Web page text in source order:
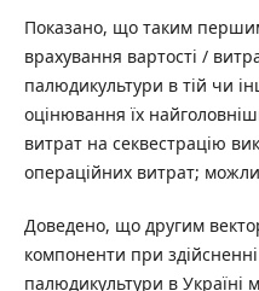
Показано, що таким
врахування вартості /
палюдикультури в тій чи
оцінювання їх
витрат на секвестрацію
операційних витрат;
Доведено, що другим
компоненти при
палюдикультури в Україні